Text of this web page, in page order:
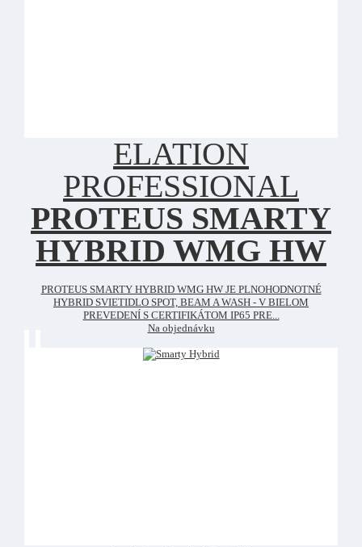
ELATION
PROFESSIONAL
PROTEUS SMARTY
HYBRID WMG HW
PROTEUS SMARTY HYBRID WMG HW JE PLNOHODNOTNÉ
HYBRID SVIETIDLO SPOT, BEAM A WASH - V BIELOM
PREVEDENÍ S CERTIFIKÁTOM IP65 PRE...
Na objednávku